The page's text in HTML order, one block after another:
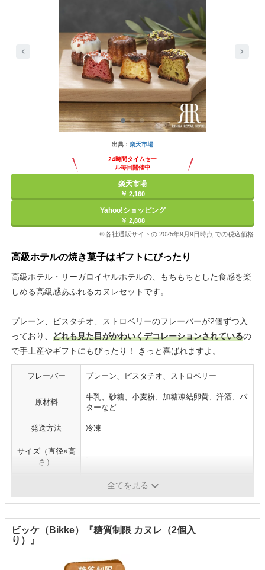
出典： 楽天市場
24時間タイムセー
ル毎日開催中
楽天市場
￥ 2,160
Yahoo!ショッピング
￥ 2,808
※各社通販サイトの 2025年9月9日時点 での税込価格
高級ホテルの焼き菓子はギフトにぴったり
高級ホテル・リーガロイヤルホテルの、もちもちとした食感を楽
しめる高級感あふれるカヌレセットです。
プレーン、ピスタチオ、ストロベリーのフレーバーが2個ずつ入
っており、 どれも見た目がかわいくデコレーションされているの
で手土産やギフトにもぴったり！ きっと喜ばれますよ。
フレーバー プレーン、ピスタチオ、ストロベリー
原材料
牛乳、砂糖、小麦粉、加糖凍結卵黄、洋酒、バ
ターなど
発送方法 冷凍
サイズ（直径×高
さ）
-
出荷日より30日
全てを見る
ビッケ（Bikke）『糖質制限 カヌレ（2個入
り）』